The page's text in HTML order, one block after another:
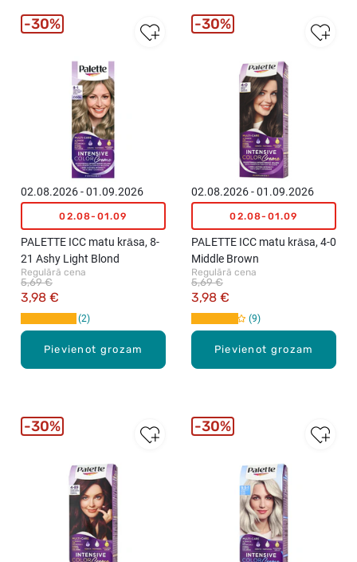
Pievienot grozam
02.08.2026 - 01.09.2026
02.08-01.09
PALETTE ICC matu krāsa, 8-
21 Ashy Light Blond
Regulārā cena
3,98 €
5,69 €
2
30%
Pievienot grozam
02.08.2026 - 01.09.2026
02.08-01.09
PALETTE ICC matu krāsa, 4-0
Middle Brown
Regulārā cena
3,98 €
5,69 €
9
30%
30% 30%